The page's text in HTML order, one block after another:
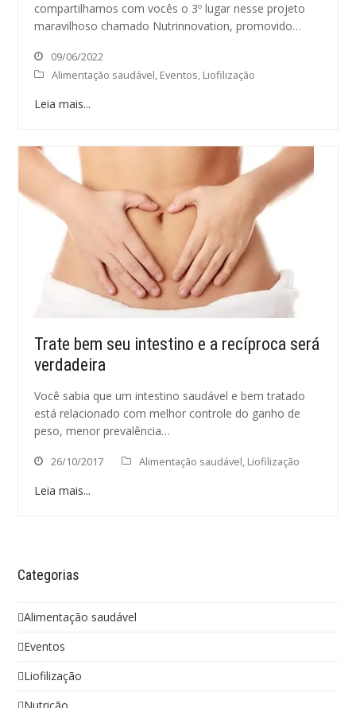
compartilhamos com vocês o 3º lugar nesse projeto
maravilhoso chamado Nutrinnovation, promovido…
09/06/2022
Alimentação saudável, Eventos, Liofilização
Leia mais...
Trate bem seu intestino e a recíproca será
verdadeira
Você sabia que um intestino saudável e bem tratado
está relacionado com melhor controle do ganho de
peso, menor prevalência…
26/10/2017 Alimentação saudável, Liofilização
Leia mais...
Categorias
Alimentação saudável
Eventos
Liofilização